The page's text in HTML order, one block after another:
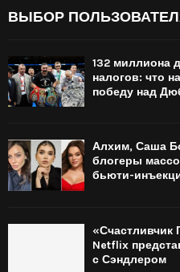
ВЫБОР
132 миллиона
налогов: что
победу над
Алхим, Саша
блогеры
бьюти-
«Счастливчик
Netflix
с Сэндлером